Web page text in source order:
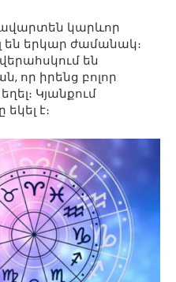
կարևոր
են երկար ժամանակ։
են
որ իրենց բոլոր
Կյանքում
է։